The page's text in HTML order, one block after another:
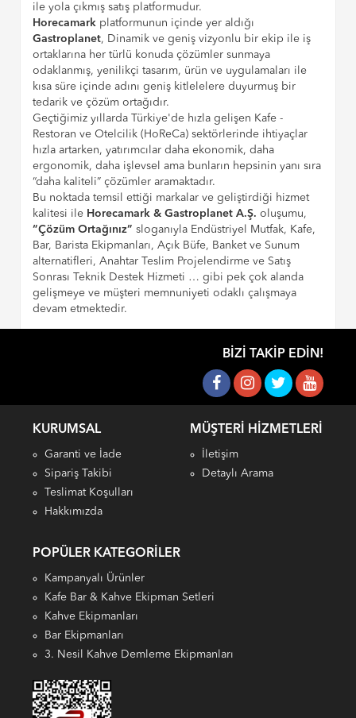
ile yola çıkmış satış platformudur.
Horecamark platformunun içinde yer aldığı
Gastroplanet, Dinamik ve geniş vizyonlu bir ekip ile iş
ortaklarına her türlü konuda çözümler sunmaya
odaklanmış, yenilikçi tasarım, ürün ve uygulamaları ile
kısa süre içinde adını geniş kitlelelere duyurmuş bir
tedarik ve çözüm ortağıdır.
Geçtiğimiz yıllarda Türkiye'de hızla gelişen Kafe -
Restoran ve Otelcilik (HoReCa) sektörlerinde ihtiyaçlar
hızla artarken, yatırımcılar daha ekonomik, daha
ergonomik, daha işlevsel ama bunların hepsinin yanı sıra
“daha kaliteli” çözümler aramaktadır.
Bu noktada temsil ettiği markalar ve geliştirdiği hizmet
kalitesi ile Horecamark & Gastroplanet A.Ş. oluşumu,
“Çözüm Ortağınız” sloganıyla Endüstriyel Mutfak, Kafe,
Bar, Barista Ekipmanları, Açık Büfe, Banket ve Sunum
alternatifleri, Anahtar Teslim Projelendirme ve Satış
Sonrası Teknik Destek Hizmeti … gibi pek çok alanda
gelişmeye ve müşteri memnuniyeti odaklı çalışmaya
devam etmektedir.
BIZI TAKIP EDIN!
KURUMSAL
Garanti ve İade
Sipariş Takibi
Teslimat Koşulları
Hakkımızda
MÜŞTERI HIZMETLERI
İletişim
Detaylı Arama
POPÜLER KATEGORILER
Kampanyalı Ürünler
Kafe Bar & Kahve Ekipman Setleri
Kahve Ekipmanları
Bar Ekipmanları
3. Nesil Kahve Demleme Ekipmanları